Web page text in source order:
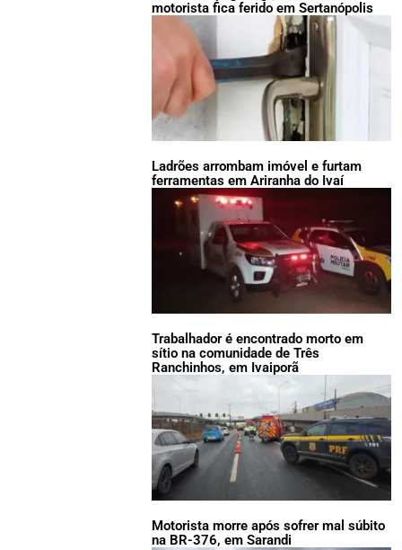
motorista fica ferido em Sertanópolis
Ladrões arrombam imóvel e furtam
ferramentas em Ariranha do Ivaí
Trabalhador é encontrado morto em
sítio na comunidade de Três
Ranchinhos, em Ivaiporã
Motorista morre após sofrer mal súbito
na BR-376, em Sarandi